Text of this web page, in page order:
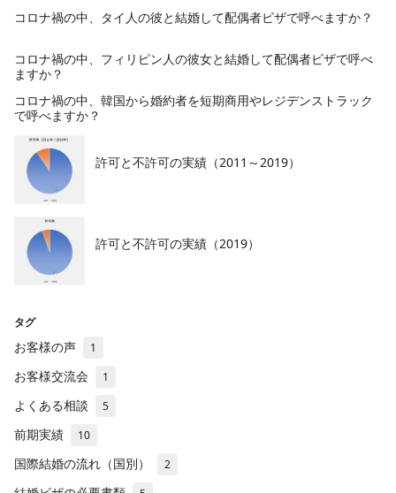
コロナ禍の中、タイ人の彼と結婚して配偶者ビザで呼べますか？
コロナ禍の中、フィリピン人の彼女と結婚して配偶者ビザで呼べ
ますか？
コロナ禍の中、韓国から婚約者を短期商用やレジデンストラック
で呼べますか？
許可と不許可の実績（2011～2019）
許可と不許可の実績（2019）
タグ
お客様の声 1
お客様交流会 1
よくある相談 5
前期実績 10
国際結婚の流れ（国別） 2